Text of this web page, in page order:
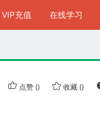
VIP充值 在线学习
点赞 () 收藏 ()